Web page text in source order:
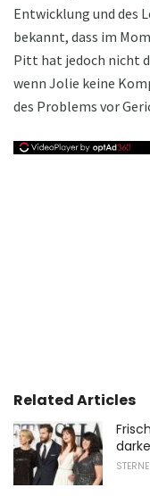
Entwicklung und des
bekannt, dass im
Pitt hat jedoch nicht
wenn Jolie keine
des Problems vor
Related Articles
STERNE